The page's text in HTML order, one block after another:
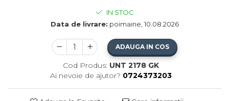
IN STOC
Data de livrare: poimaine, 10.08.2026
ADAUGA IN COS
Cod Produs: UNT 2178 GK
Ai nevoie de ajutor? 0724373203